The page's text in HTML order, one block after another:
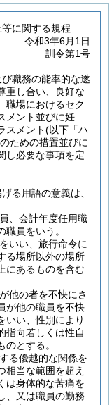
に関する規程
令和3年6月1日
訓令第1号
職務の能率的な遂
重し合い、良好な
職場におけるセク
メント並びに妊
スメント(以下「ハ
ための措置並びに
し必要な事項を定
る用語の意義は、
、会計年度任用職
員をいう。
いい、旅行命令に
る場所以外の場所
にあるものを含む
他の者を不快にさ
が他の職員を不快
いい、性別により
指向若しくは性自
とする。
る優越的な関係を
相当な範囲を超え
は身体的な苦痛を
、又は職員の勤務